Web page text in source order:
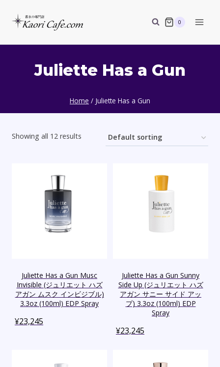
0
Juliette Has a Gun
Home / Juliette Has a Gun
Showing all 12 results
Juliette Has a Gun Musc
Invisible (ジュリエット ハズ
アガン ムスク インビジブル)
3.3oz (100ml) EDP Spray
¥23,245
Juliette Has a Gun Sunny
Side Up (ジュリエット ハズ
アガン サニー サイド アッ
プ) 3.3oz (100ml) EDP
Spray
¥23,245